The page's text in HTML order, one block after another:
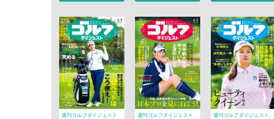
週刊ゴルフダイジェスト
週刊ゴルフダイジェスト
週刊ゴルフダイジェスト